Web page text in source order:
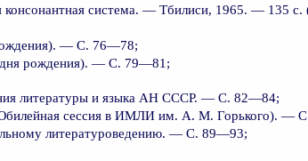
консонантная система. — Тбилиси, 1965. — 135
— С. 76—78;
рождения). — С. 79—81;
литературы и языка АН СССР. — С. 82—84;
сессия в ИМЛИ им. А. М. Горького). —
литературоведению. — С. 89—93;